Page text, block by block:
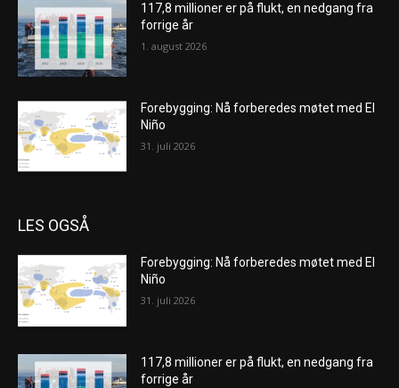
117,8 millioner er på flukt, en nedgang fra
forrige år
1. august 2026
Forebygging: Nå forberedes møtet med El
Niño
31. juli 2026
LES OGSÅ
Forebygging: Nå forberedes møtet med El
Niño
31. juli 2026
117,8 millioner er på flukt, en nedgang fra
forrige år